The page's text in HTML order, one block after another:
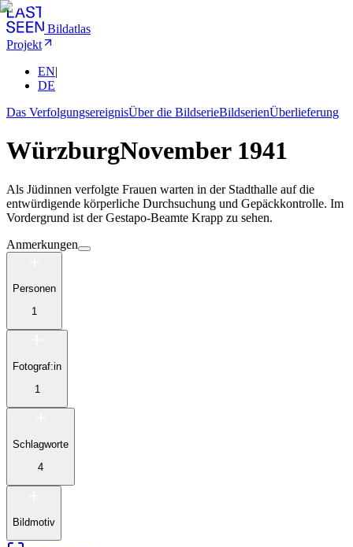
Bildatlas
Projekt
EN|
DE
Das VerfolgungsereignisÜber die BildserieBildserienÜberlieferung
WürzburgNovember 1941
Als Jüdinnen verfolgte Frauen warten in der Stadthalle auf die
entwürdigende körperliche Durchsuchung und Gepäckkontrolle. Im
Vordergrund ist der Gestapo-Beamte Krapp zu sehen.
Anmerkungen
Personen
1
Fotograf:in
1
Schlagworte
4
Bildmotiv